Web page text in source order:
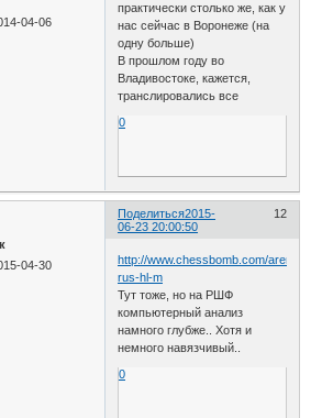
04-06
практически столько же, как у
нас сейчас в Воронеже (на
одну больше)
В прошлом году во
Владивостоке, кажется,
транслировались все
0
Поделиться 12
2015-
06-23 20:00:50
04-30
http://www.chessbomb.com/arena/2015-
rus-hl-m
Тут тоже, но на РШФ
компьютерный анализ
намного глубже.. Хотя и
немного навязчивый..
0